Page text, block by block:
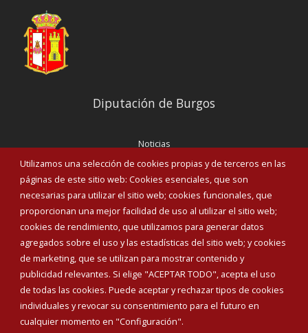
Utilizamos una selección de cookies propias y de terceros en las
páginas de este sitio web: Cookies esenciales, que son
necesarias para utilizar el sitio web; cookies funcionales, que
proporcionan una mejor facilidad de uso al utilizar el sitio web;
cookies de rendimiento, que utilizamos para generar datos
agregados sobre el uso y las estadísticas del sitio web; y cookies
de marketing, que se utilizan para mostrar contenido y
publicidad relevantes. Si elige "ACEPTAR TODO", acepta el uso
de todas las cookies. Puede aceptar y rechazar tipos de cookies
individuales y revocar su consentimiento para el futuro en
cualquier momento en "Configuración".
Diputación de Burgos
Noticias
Eventos
Corporación Municipal
Teléfonos de interés
INICIAR SESIÓN
MAPA WEB